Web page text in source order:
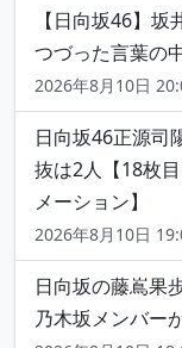
【日向坂46】
つづった言葉の
2026年8月10日
日向坂46正源司
抜は2人【18枚
メーション】
2026年8月10日
日向坂の藤嶌果
乃木坂メンバー